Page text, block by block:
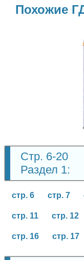
Похожие
Стр. 6-20
Раздел 1:
стр. 6 стр. 7
стр. 11 стр. 12
стр. 16 стр. 17